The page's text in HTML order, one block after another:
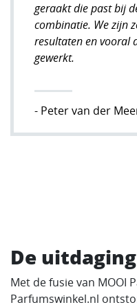
geraakt die past bij
combinatie. We zijn
resultaten en vooral
gewerkt.
- Peter van der
De uitdaging
Met de fusie van MOOI
Parfumswinkel.nl